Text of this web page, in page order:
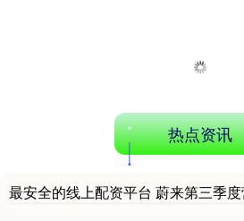
热点资讯
最安全的线上配资平台 蔚来第三季